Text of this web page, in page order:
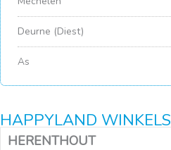
Deurne (Diest)
As
HAPPYLAND WINKELS
HERENTHOUT